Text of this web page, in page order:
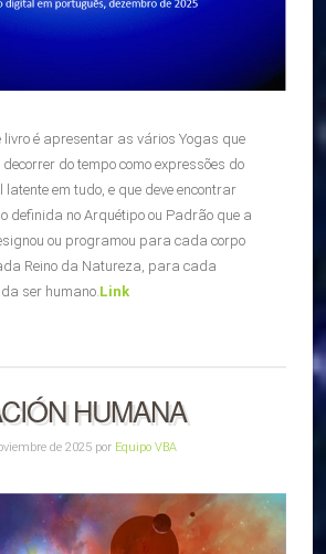
livro é apresentar as vários Yogas que
do tempo como expressões do
em tudo, e que deve encontrar
definida no Arquétipo ou Padrão que a
ou programou para cada corpo
Reino da Natureza, para cada
ser humano. Link
HUMANA
de 2025 por Equipo VBA